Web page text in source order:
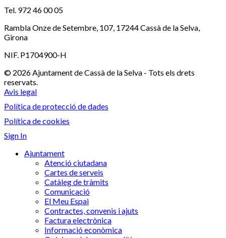
Tel. 972 46 00 05
Rambla Onze de Setembre, 107, 17244 Cassà de la Selva,
Girona
NIF. P1704900-H
© 2026 Ajuntament de Cassà de la Selva - Tots els drets
reservats.
Avis legal
Política de protecció de dades
Política de cookies
Sign In
Ajuntament
Atenció ciutadana
Cartes de serveis
Catàleg de tràmits
Comunicació
El Meu Espai
Contractes, convenis i ajuts
Factura electrònica
Informació econòmica